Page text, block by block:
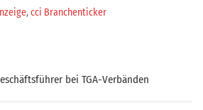
,cci Branchenticker
bei TGA-Verbänden